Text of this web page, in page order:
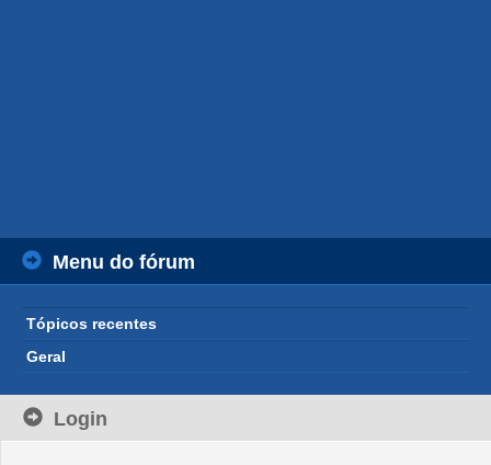
Menu do fórum
Tópicos recentes
Geral
Login